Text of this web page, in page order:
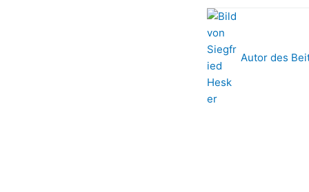
Autor des